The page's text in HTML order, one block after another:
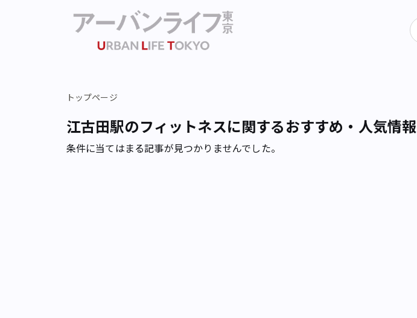
トップページ
江古田駅のフィットネスに関するおすすめ・人気情報
条件に当てはまる記事が見つかりませんでした。